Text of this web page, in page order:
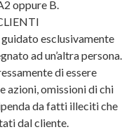
oppure B.
esclusivamente
ad un’altra persona.
di essere
azioni, omissioni di chi
da fatti illeciti che
dal cliente.